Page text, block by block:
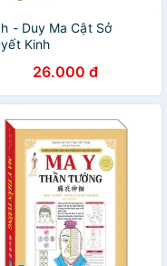
- Duy Ma Cật Sở
Kinh
26.000 đ